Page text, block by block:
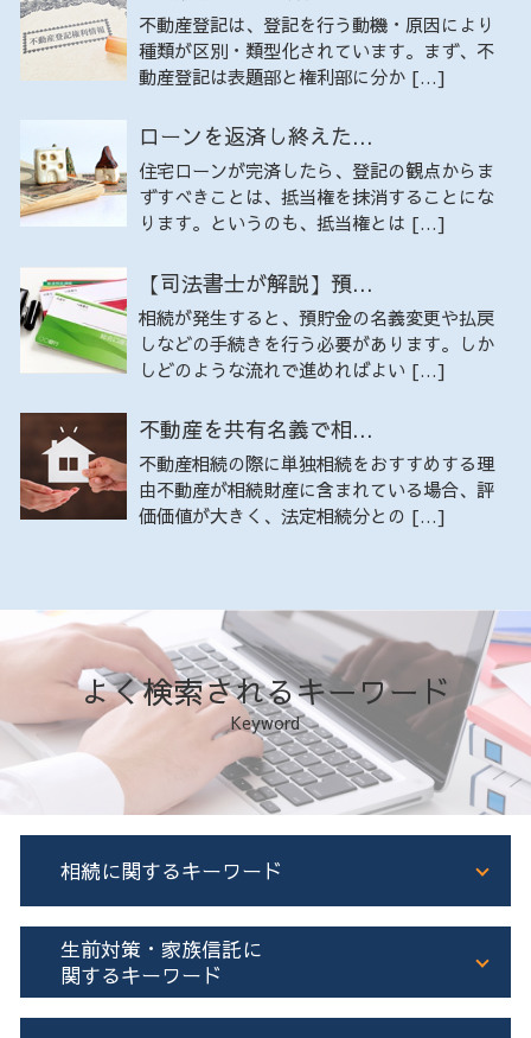
不動産登記は、登記を行う動機・原因により
種類が区別・類型化されています。まず、不
動産登記は表題部と権利部に分か […]
ローンを返済し終えた...
住宅ローンが完済したら、登記の観点からま
ずすべきことは、抵当権を抹消することにな
ります。というのも、抵当権とは […]
【司法書士が解説】預...
相続が発生すると、預貯金の名義変更や払戻
しなどの手続きを行う必要があります。しか
しどのような流れで進めればよい […]
不動産を共有名義で相...
不動産相続の際に単独相続をおすすめする理
由不動産が相続財産に含まれている場合、評
価価値が大きく、法定相続分との […]
よく検索されるキーワード
Keyword
相続に関するキーワード
相続
相続登記 義務化
土地 相続 兄弟
生前対策・家族信託に
関するキーワード